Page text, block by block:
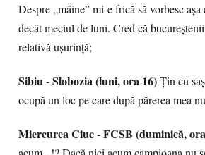
Despre „mâine” mi-e frică să vorbesc
decât meciul de luni. Cred că
relativă ușurință;
Sibiu - Slobozia (luni, ora 16)Țin cu
ocupă un loc pe care după părerea mea
Miercurea Ciuc - FCSB (duminică,